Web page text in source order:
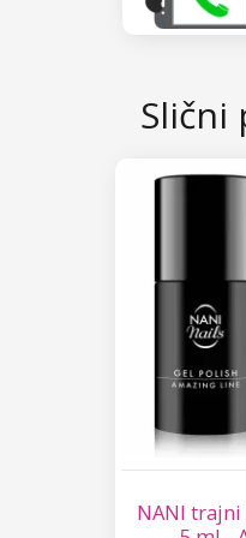
Slični
NANI trajni